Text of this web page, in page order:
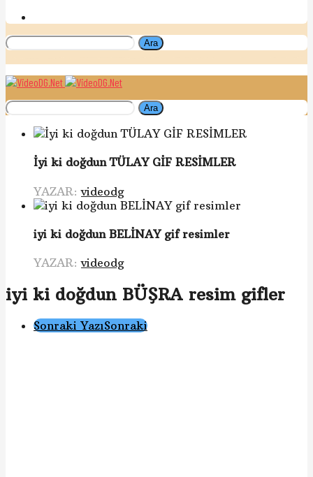
Ara
Ara
İyi ki doğdun TÜLAY GİF RESİMLER
YAZAR: videodg
iyi ki doğdun BELİNAY gif resimler
YAZAR: videodg
iyi ki doğdun BÜŞRA resim gifler
Gönderi
Sonraki YazıSonraki